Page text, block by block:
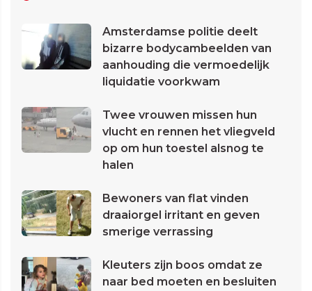
Amsterdamse politie deelt
bizarre bodycambeelden van
aanhouding die vermoedelijk
liquidatie voorkwam
Twee vrouwen missen hun
vlucht en rennen het vliegveld
op om hun toestel alsnog te
halen
Bewoners van flat vinden
draaiorgel irritant en geven
smerige verrassing
Kleuters zijn boos omdat ze
naar bed moeten en besluiten